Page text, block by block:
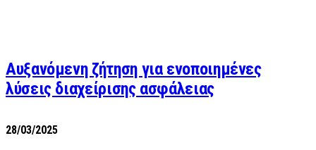
Αυξανόμενη ζήτηση για ενοποιημένες
λύσεις διαχείρισης ασφάλειας
28/03/2025